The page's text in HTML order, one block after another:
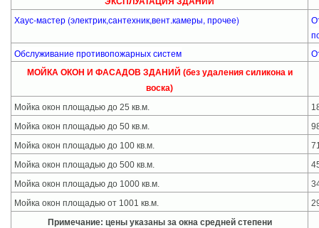
Хаус-мастер (электрик,сантехник,вент.камеры, прочее)
Обслуживание противопожарных систем
МОЙКА ОКОН И ФАСАДОВ ЗДАНИЙ (без удаления силикона и
воска)
Мойка окон площадью до 25 кв.м.
1
Мойка окон площадью до 50 кв.м.
Мойка окон площадью до 100 кв.м.
Мойка окон площадью до 500 кв.м.
Мойка окон площадью до 1000 кв.м.
Мойка окон площадью от 1001 кв.м.
Примечание: цены указаны за окна средней степени